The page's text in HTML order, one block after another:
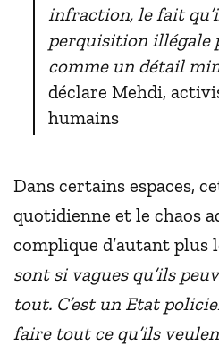
infraction, le fait qu’il
perquisition illégale
comme un détail
déclare Mehdi,
humains
Dans certains espaces,
quotidienne et le chaos
complique d’autant plus
sont si vagues qu’ils
tout. C’est un Etat
faire tout ce qu’ils